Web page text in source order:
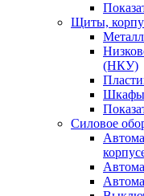
Щиты,
(НКУ)
Шкафы
Силовое